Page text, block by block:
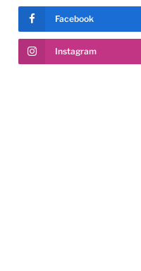
Facebook
Instagram